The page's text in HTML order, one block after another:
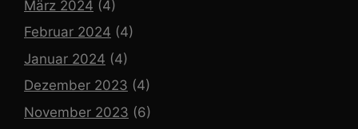
März 2024 (4)
Februar 2024 (4)
Januar 2024 (4)
Dezember 2023 (4)
November 2023 (6)